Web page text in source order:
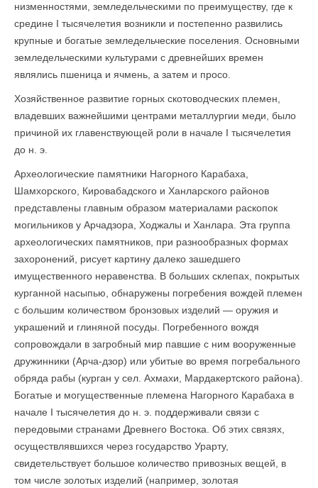
низменностями, земледельческими по преимуществу, где к
средине I тысячелетия возникли и постепенно развились
крупные и богатые земледельческие поселения. Основными
земледельческими культурами с древнейших времен
являлись пшеница и ячмень, а затем и просо.
Хозяйственное развитие горных скотоводческих племен,
владевших важнейшими центрами металлургии меди, было
причиной их главенствующей роли в начале I тысячелетия
до н. э.
Археологические памятники Нагорного Карабаха,
Шамхорского, Кировабадского и Ханларского районов
представлены главным образом материалами раскопок
могильников у Арчадзора, Ходжалы и Ханлара. Эта группа
археологических памятников, при разнообразных формах
захоронений, рисует картину далеко зашедшего
имущественного неравенства. В больших склепах, покрытых
курганной насыпью, обнаружены погребения вождей племен
с большим количеством бронзовых изделий — оружия и
украшений и глиняной посуды. Погребенного вождя
сопровождали в загробный мир павшие с ним вооруженные
дружинники (Арча-дзор) или убитые во время погребального
обряда рабы (курган у сел. Ахмахи, Мардакертского района).
Богатые и могущественные племена Нагорного Карабаха в
начале I тысячелетия до н. э. поддерживали связи с
передовыми странами Древнего Востока. Об этих связях,
осуществлявшихся через государство Урарту,
свидетельствует большое количество привозных вещей, в
том числе золотых изделий (например, золотая